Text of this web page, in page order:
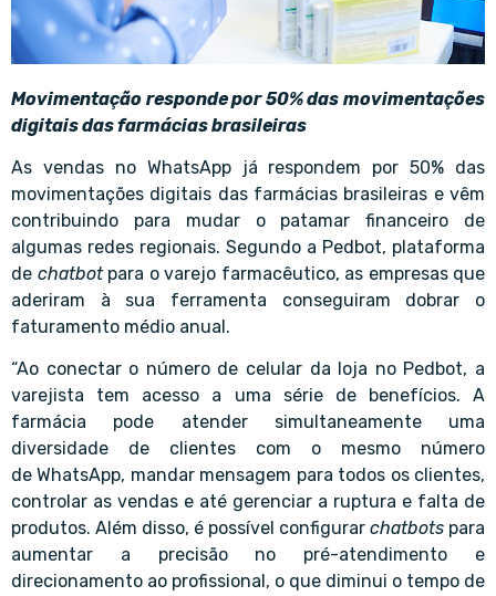
Movimentação responde por 50% das movimentações
digitais dasfarmáciasbrasileiras
As vendas no WhatsApp já respondem por 50% das
movimentações digitais das farmácias brasileiras e vêm
contribuindo para mudar o patamar financeiro de
algumas redes regionais. Segundo a Pedbot, plataforma
de chatbotpara o varejo farmacêutico, as empresas que
aderiram à sua ferramenta conseguiram dobrar o
faturamento médio anual.
“Ao conectar o número de celular da loja no Pedbot, a
varejista tem acesso a uma série de benefícios. A
farmácia pode atender simultaneamente uma
diversidade de clientes com o mesmo número
de WhatsApp, mandar mensagem para todos os clientes,
controlar as vendas e até gerenciar a ruptura e falta de
produtos. Além disso, é possível configurar chatbots para
aumentar a precisão no pré-atendimento e
direcionamento ao profissional, o que diminui o tempo de